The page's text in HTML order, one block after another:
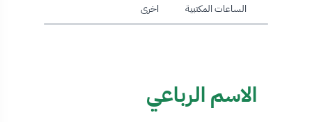
الساعات المكتبية اخرى
الاسم الرباعي